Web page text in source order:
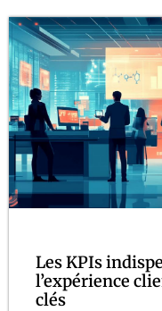
Les KPIs
l’expérience
clés